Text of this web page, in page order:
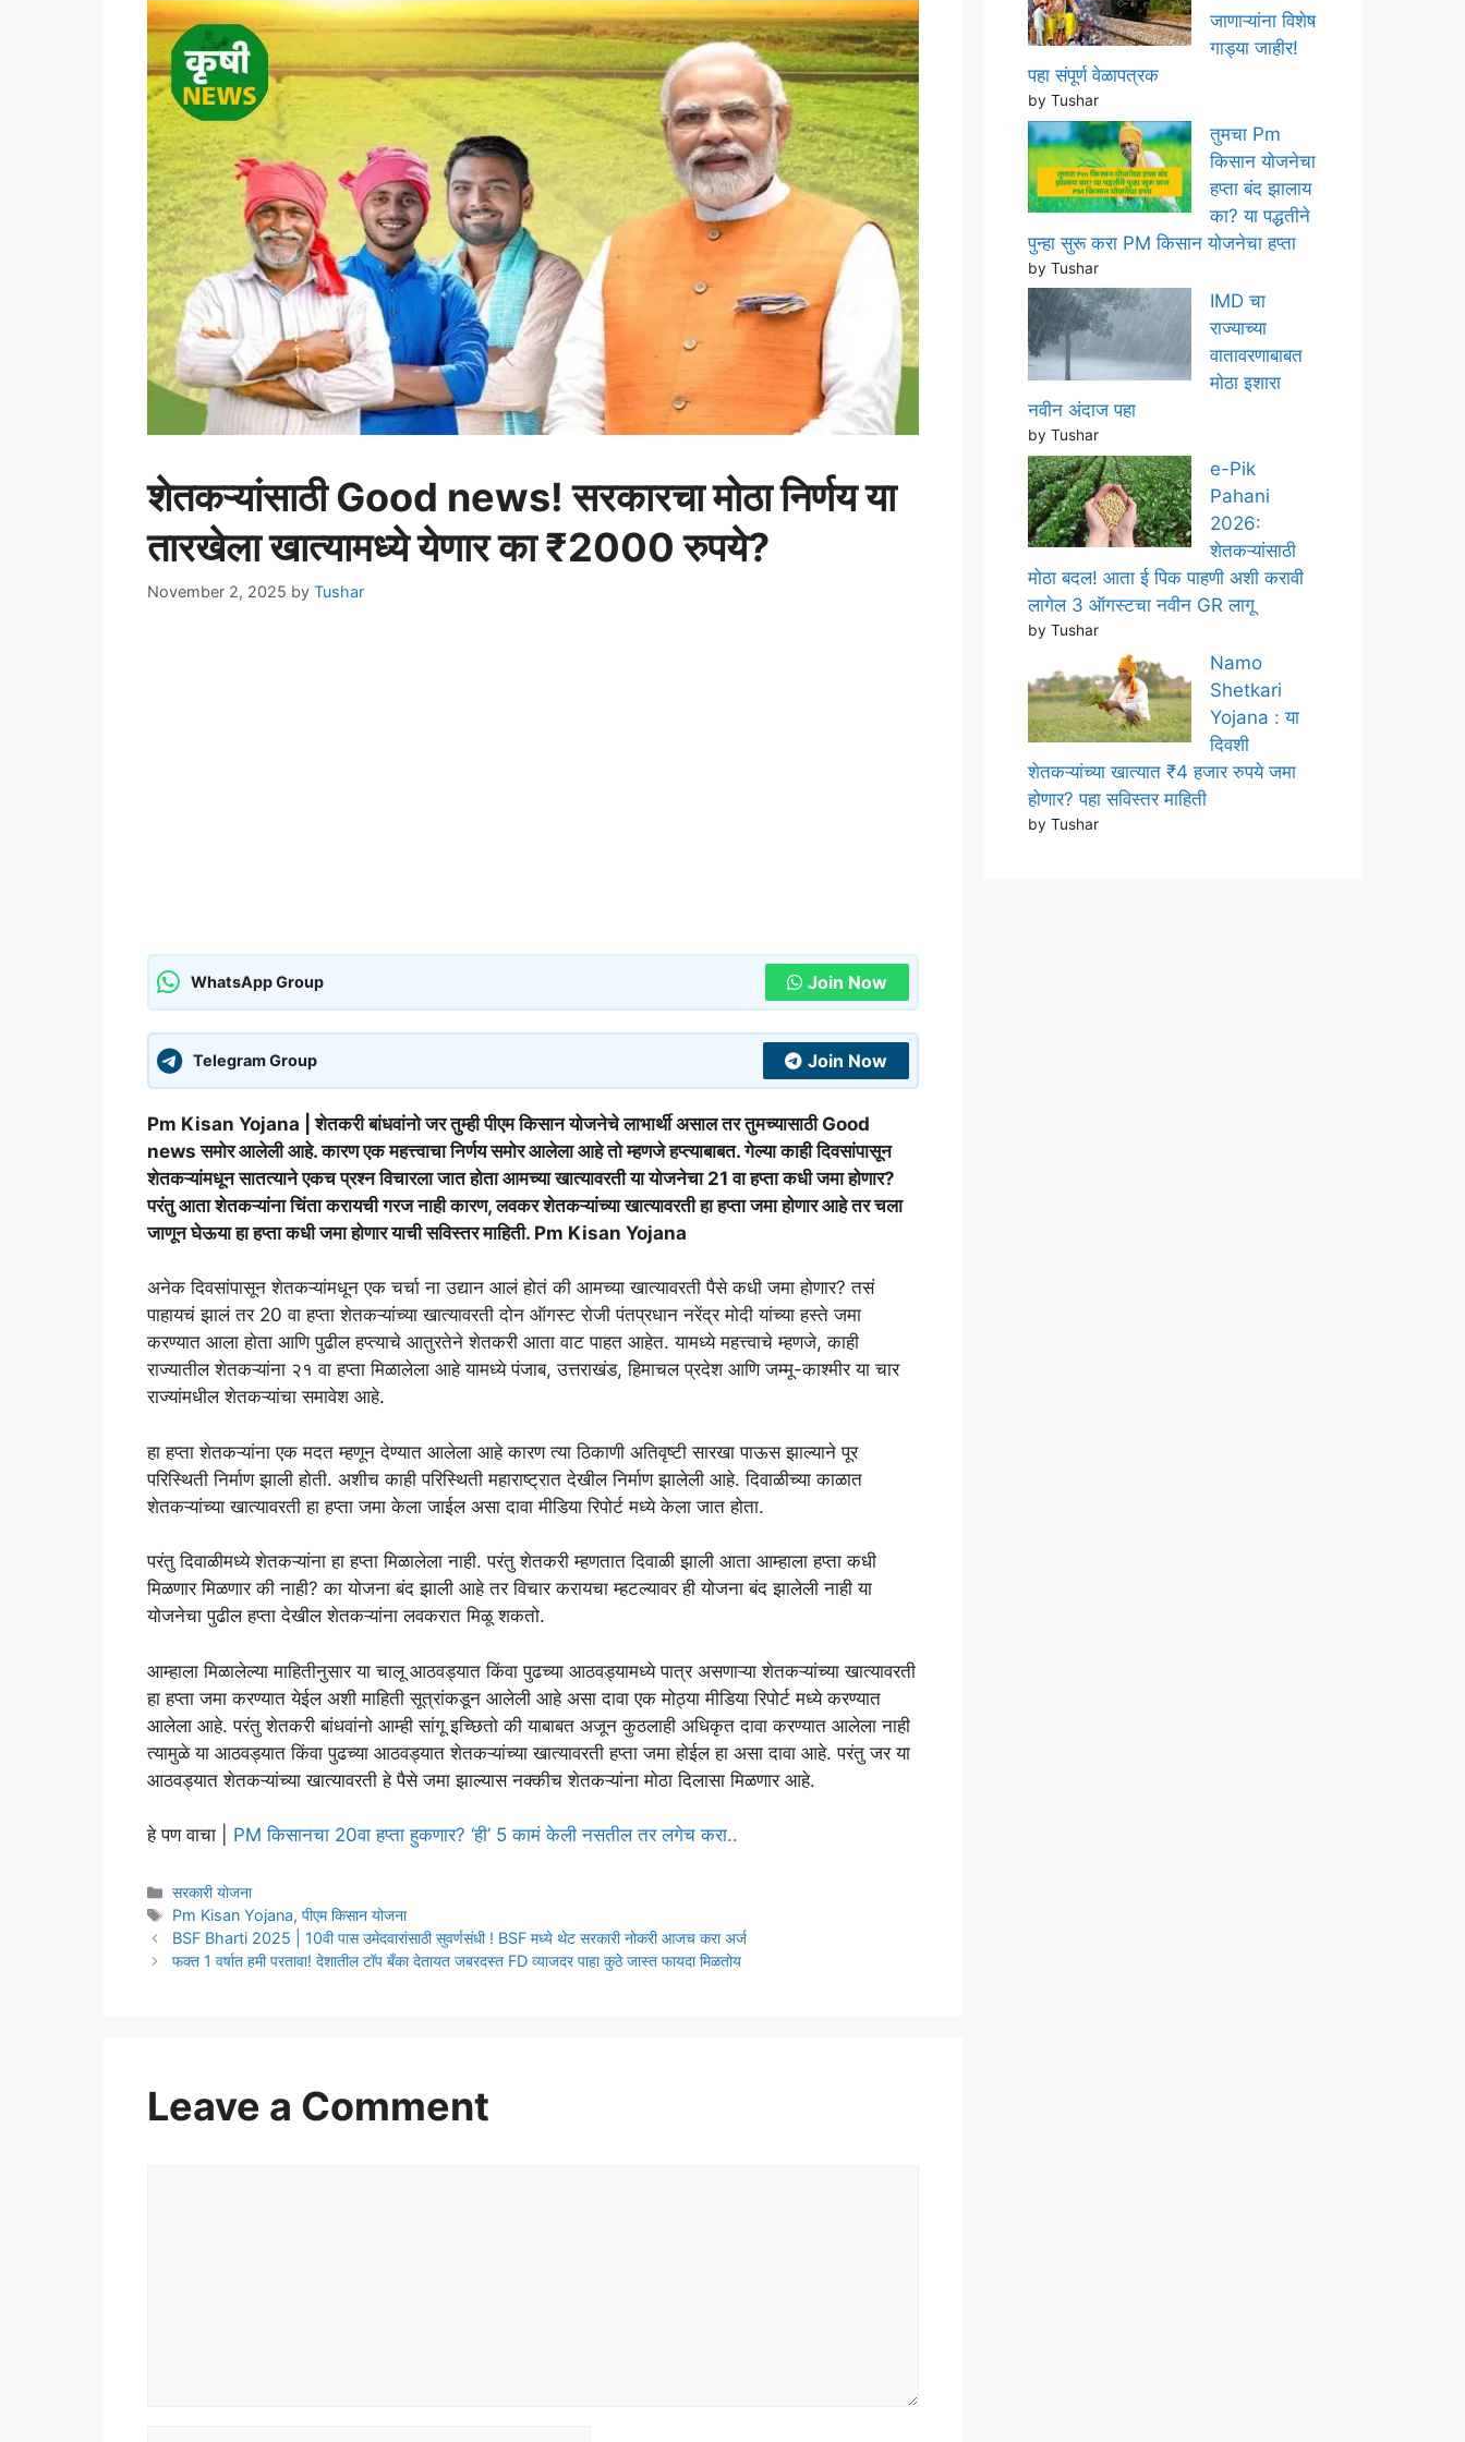
शेतकऱ्यांसाठी Good news! सरकारचा मोठा निर्णय या
तारखेला खात्यामध्ये येणार का ₹2000 रुपये?
November 2, 2025 by Tushar
WhatsApp Group Join Now
Telegram Group Join Now
Pm Kisan Yojana | शेतकरी बांधवांनो जर तुम्ही पीएम किसान योजनेचे लाभार्थी असाल तर तुमच्यासाठी Good
news समोर आलेली आहे. कारण एक महत्त्वाचा निर्णय समोर आलेला आहे तो म्हणजे हप्त्याबाबत. गेल्या काही दिवसांपासून
शेतकऱ्यांमधून सातत्याने एकच प्रश्न विचारला जात होता आमच्या खात्यावरती या योजनेचा 21 वा हप्ता कधी जमा होणार?
परंतु आता शेतकऱ्यांना चिंता करायची गरज नाही कारण, लवकर शेतकऱ्यांच्या खात्यावरती हा हप्ता जमा होणार आहे तर चला
जाणून घेऊया हा हप्ता कधी जमा होणार याची सविस्तर माहिती. Pm Kisan Yojana
अनेक दिवसांपासून शेतकऱ्यांमधून एक चर्चा ना उद्यान आलं होतं की आमच्या खात्यावरती पैसे कधी जमा होणार? तसं
पाहायचं झालं तर 20 वा हप्ता शेतकऱ्यांच्या खात्यावरती दोन ऑगस्ट रोजी पंतप्रधान नरेंद्र मोदी यांच्या हस्ते जमा
करण्यात आला होता आणि पुढील हप्त्याचे आतुरतेने शेतकरी आता वाट पाहत आहेत. यामध्ये महत्त्वाचे म्हणजे, काही
राज्यातील शेतकऱ्यांना २१ वा हप्ता मिळालेला आहे यामध्ये पंजाब, उत्तराखंड, हिमाचल प्रदेश आणि जम्मू-काश्मीर या चार
राज्यांमधील शेतकऱ्यांचा समावेश आहे.
हा हप्ता शेतकऱ्यांना एक मदत म्हणून देण्यात आलेला आहे कारण त्या ठिकाणी अतिवृष्टी सारखा पाऊस झाल्याने पूर
परिस्थिती निर्माण झाली होती. अशीच काही परिस्थिती महाराष्ट्रात देखील निर्माण झालेली आहे. दिवाळीच्या काळात
शेतकऱ्यांच्या खात्यावरती हा हप्ता जमा केला जाईल असा दावा मीडिया रिपोर्ट मध्ये केला जात होता.
परंतु दिवाळीमध्ये शेतकऱ्यांना हा हप्ता मिळालेला नाही. परंतु शेतकरी म्हणतात दिवाळी झाली आता आम्हाला हप्ता कधी
मिळणार मिळणार की नाही? का योजना बंद झाली आहे तर विचार करायचा म्हटल्यावर ही योजना बंद झालेली नाही या
योजनेचा पुढील हप्ता देखील शेतकऱ्यांना लवकरात मिळू शकतो.
आम्हाला मिळालेल्या माहितीनुसार या चालू आठवड्यात किंवा पुढच्या आठवड्यामध्ये पात्र असणाऱ्या शेतकऱ्यांच्या खात्यावरती
हा हप्ता जमा करण्यात येईल अशी माहिती सूत्रांकडून आलेली आहे असा दावा एक मोठ्या मीडिया रिपोर्ट मध्ये करण्यात
आलेला आहे. परंतु शेतकरी बांधवांनो आम्ही सांगू इच्छितो की याबाबत अजून कुठलाही अधिकृत दावा करण्यात आलेला नाही
त्यामुळे या आठवड्यात किंवा पुढच्या आठवड्यात शेतकऱ्यांच्या खात्यावरती हप्ता जमा होईल हा असा दावा आहे. परंतु जर या
आठवड्यात शेतकऱ्यांच्या खात्यावरती हे पैसे जमा झाल्यास नक्कीच शेतकऱ्यांना मोठा दिलासा मिळणार आहे.
हे पण वाचा | PM किसानचा 20वा हप्ता हुकणार? ‘ही’ 5 कामं केली नसतील तर लगेच करा..
Categories
सरकारी योजना
Tags
Pm Kisan Yojana, पीएम किसान योजना
BSF Bharti 2025 | 10वी पास उमेदवारांसाठी सुवर्णसंधी ! BSF मध्ये थेट सरकारी नोकरी आजच करा अर्ज
फक्त 1 वर्षात हमी परतावा! देशातील टॉप बँका देतायत जबरदस्त FD व्याजदर पाहा कुठे जास्त फायदा मिळतोय
Leave a Comment
जाणाऱ्यांना विशेष
गाड्या जाहीर!
पहा संपूर्ण वेळापत्रक
by Tushar
तुमचा Pm
किसान योजनेचा
हप्ता बंद झालाय
का? या पद्धतीने
पुन्हा सुरू करा PM किसान योजनेचा हप्ता
by Tushar
IMD चा
राज्याच्या
वातावरणाबाबत
मोठा इशारा
नवीन अंदाज पहा
by Tushar
e-Pik
Pahani
2026:
शेतकऱ्यांसाठी
मोठा बदल! आता ई पिक पाहणी अशी करावी
लागेल 3 ऑगस्टचा नवीन GR लागू
by Tushar
Namo
Shetkari
Yojana : या
दिवशी
शेतकऱ्यांच्या खात्यात ₹4 हजार रुपये जमा
होणार? पहा सविस्तर माहिती
by Tushar